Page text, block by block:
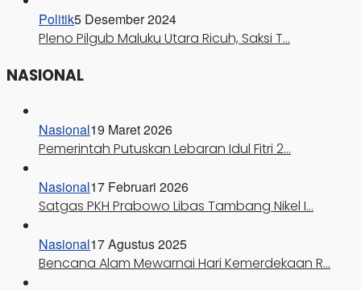
Politik5 Desember 2024
Pleno Pilgub Maluku Utara Ricuh, Saksi T…
NASIONAL
Nasional19 Maret 2026
Pemerintah Putuskan Lebaran Idul Fitri 2…
Nasional17 Februari 2026
Satgas PKH Prabowo Libas Tambang Nikel I…
Nasional17 Agustus 2025
Bencana Alam Mewarnai Hari Kemerdekaan R…